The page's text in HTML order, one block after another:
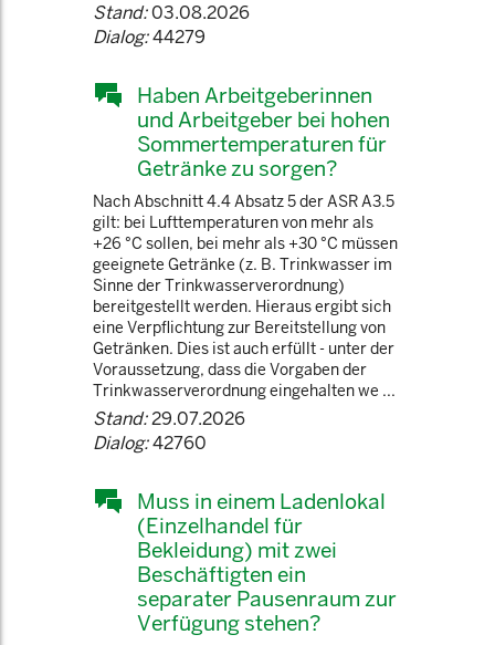
Stand:03.08.2026
Dialog:44279
Haben Arbeitgeberinnen
und Arbeitgeber bei hohen
Sommertemperaturen für
Getränke zu sorgen?
Nach Abschnitt 4.4 Absatz 5 der ASR A3.5
gilt: bei Lufttemperaturen von mehr als
+26 °C sollen, bei mehr als +30 °C müssen
geeignete Getränke (z. B. Trinkwasser im
Sinne der Trinkwasserverordnung)
bereitgestellt werden. Hieraus ergibt sich
eine Verpflichtung zur Bereitstellung von
Getränken. Dies ist auch erfüllt - unter der
Voraussetzung, dass die Vorgaben der
Trinkwasserverordnung eingehalten we ...
Stand:29.07.2026
Dialog:42760
Muss in einem Ladenlokal
(Einzelhandel für
Bekleidung) mit zwei
Beschäftigten ein
separater Pausenraum zur
Verfügung stehen?